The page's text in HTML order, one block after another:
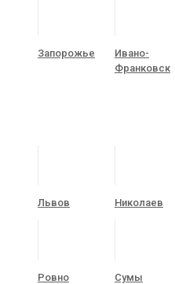
Запорожье
Ивано-
Франковск
Львов Николаев
Ровно Сумы